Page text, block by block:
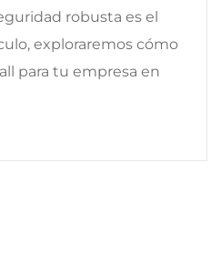
robusta es el
exploraremos cómo
para tu empresa en